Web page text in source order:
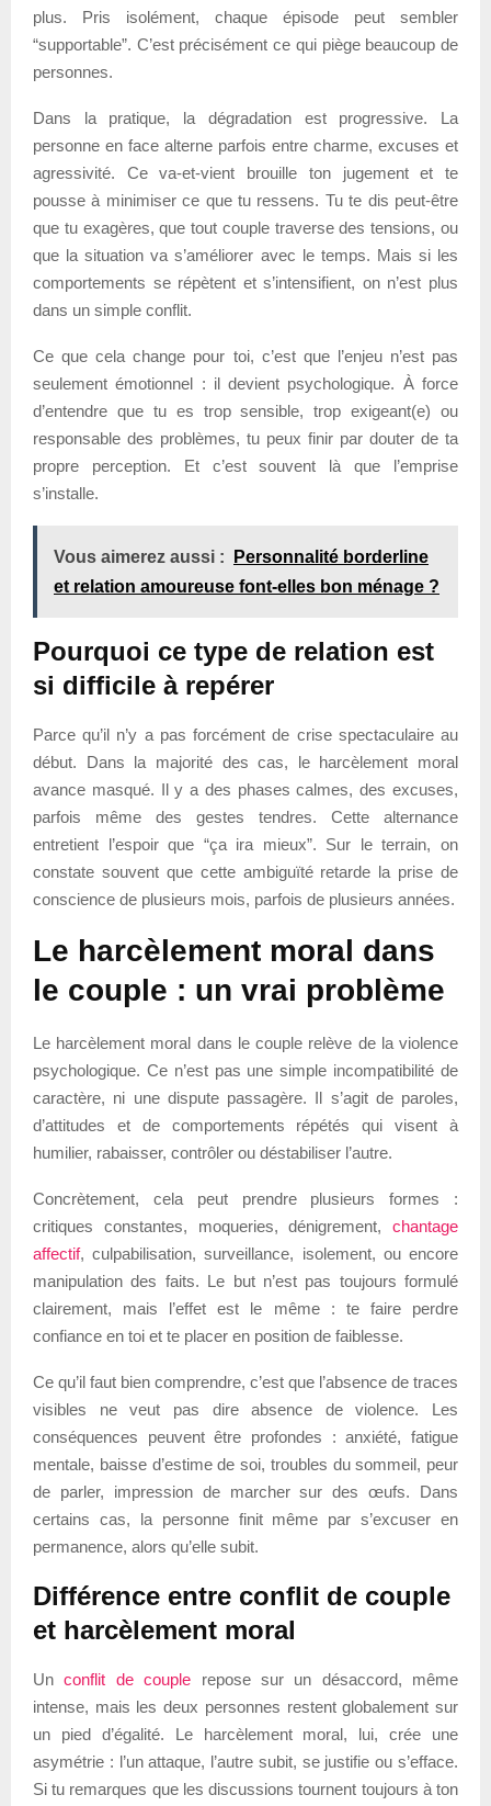
plus. Pris isolément, chaque épisode peut sembler
“supportable”. C’est précisément ce qui piège beaucoup de
personnes.
Dans la pratique, la dégradation est progressive. La
personne en face alterne parfois entre charme, excuses et
agressivité. Ce va-et-vient brouille ton jugement et te
pousse à minimiser ce que tu ressens. Tu te dis peut-être
que tu exagères, que tout couple traverse des tensions, ou
que la situation va s’améliorer avec le temps. Mais si les
comportements se répètent et s’intensifient, on n’est plus
dans un simple conflit.
Ce que cela change pour toi, c’est que l’enjeu n’est pas
seulement émotionnel : il devient psychologique. À force
d’entendre que tu es trop sensible, trop exigeant(e) ou
responsable des problèmes, tu peux finir par douter de ta
propre perception. Et c’est souvent là que l’emprise
s’installe.
Vous aimerez aussi :
Personnalité borderline
et relation amoureuse font-elles bon ménage ?
Pourquoi ce type de relation est
si difficile à repérer
Parce qu’il n’y a pas forcément de crise spectaculaire au
début. Dans la majorité des cas, le harcèlement moral
avance masqué. Il y a des phases calmes, des excuses,
parfois même des gestes tendres. Cette alternance
entretient l’espoir que “ça ira mieux”. Sur le terrain, on
constate souvent que cette ambiguïté retarde la prise de
conscience de plusieurs mois, parfois de plusieurs années.
Le harcèlement moral dans
le couple : un vrai problème
Le harcèlement moral dans le couple relève de la violence
psychologique. Ce n’est pas une simple incompatibilité de
caractère, ni une dispute passagère. Il s’agit de paroles,
d’attitudes et de comportements répétés qui visent à
humilier, rabaisser, contrôler ou déstabiliser l’autre.
Concrètement, cela peut prendre plusieurs formes :
critiques constantes, moqueries, dénigrement, chantage
affectif, culpabilisation, surveillance, isolement, ou encore
manipulation des faits. Le but n’est pas toujours formulé
clairement, mais l’effet est le même : te faire perdre
confiance en toi et te placer en position de faiblesse.
Ce qu’il faut bien comprendre, c’est que l’absence de traces
visibles ne veut pas dire absence de violence. Les
conséquences peuvent être profondes : anxiété, fatigue
mentale, baisse d’estime de soi, troubles du sommeil, peur
de parler, impression de marcher sur des œufs. Dans
certains cas, la personne finit même par s’excuser en
permanence, alors qu’elle subit.
Différence entre conflit de couple
et harcèlement moral
Unconflit de couple repose sur un désaccord, même
intense, mais les deux personnes restent globalement sur
un pied d’égalité. Le harcèlement moral, lui, crée une
asymétrie : l’un attaque, l’autre subit, se justifie ou s’efface.
Si tu remarques que les discussions tournent toujours à ton